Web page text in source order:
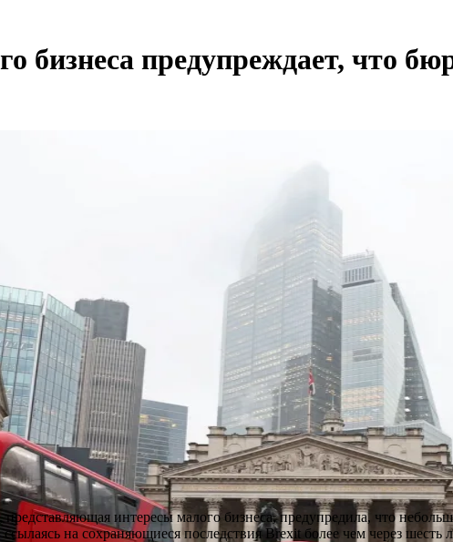
бизнеса предупреждает, что
представляющая интересы малого бизнеса, предупредила, что
на сохраняющиеся последствия Brexit более чем через шесть